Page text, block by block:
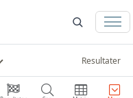
Resultater